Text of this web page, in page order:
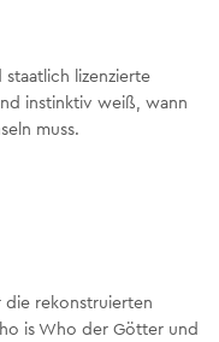
lizenzierte
instinktiv weiß, wann
muss.
die rekonstruierten
is Who der Götter und